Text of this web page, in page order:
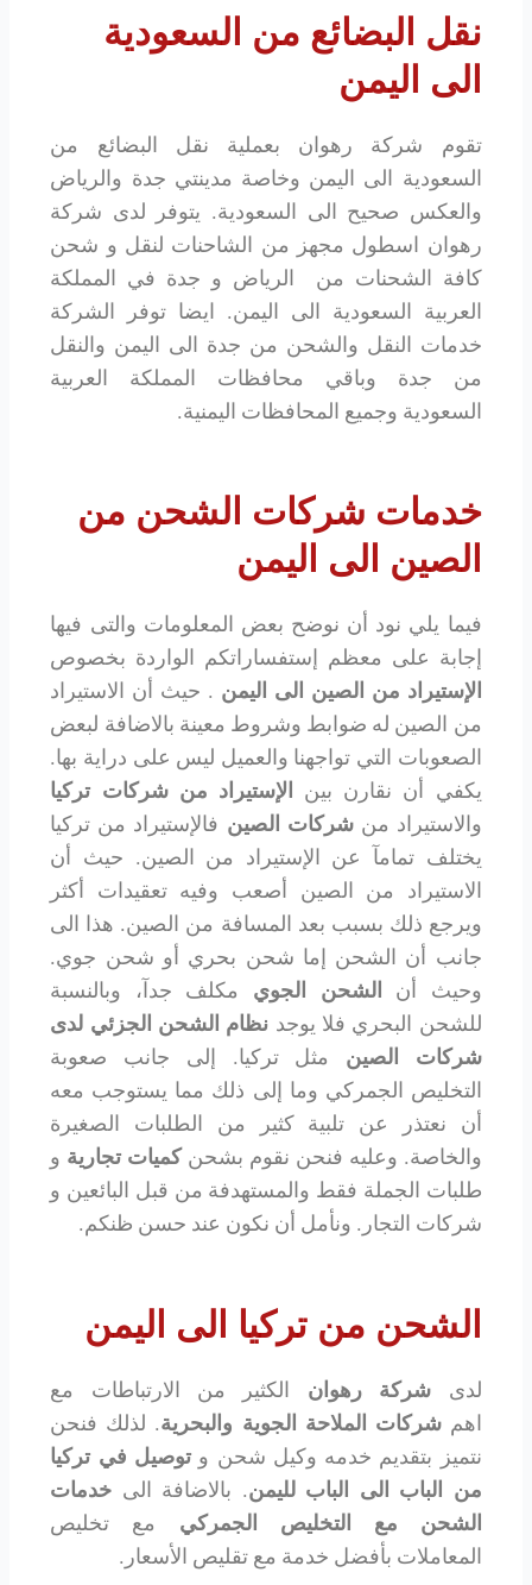
نقل البضائع من السعودية
الى اليمن
تقوم شركة رهوان بعملية نقل البضائع من
السعودية الى اليمن وخاصة مدينتي جدة والرياض
والعكس صحيح الى السعودية. يتوفر لدى شركة
رهوان اسطول مجهز من الشاحنات لنقل و شحن
كافة الشحنات من الرياض و جدة في المملكة
العربية السعودية الى اليمن. ايضا توفر الشركة
خدمات النقل والشحن من جدة الى اليمن والنقل
من جدة وباقي محافظات المملكة العربية
السعودية وجميع المحافظات اليمنية.
خدمات شركات الشحن من
الصين الى اليمن
فيما يلي نود أن نوضح بعض المعلومات والتى فيها
إجابة على معظم إستفساراتكم الواردة بخصوص
الإستيراد من الصين الى اليمن . حيث أن الاستيراد
من الصين له ضوابط وشروط معينة بالاضافة لبعض
الصعوبات التي تواجهنا والعميل ليس على دراية بها.
يكفي أن نقارن بين
الإستيراد من شركات تركيا
والاستيراد منشركات الصين فالإستيراد من تركيا
يختلف تمامآ عن الإستيراد من الصين. حيث أن
الاستيراد من الصين أصعب وفيه تعقيدات أكثر
ويرجع ذلك بسبب بعد المسافة من الصين. هذا الى
جانب أن الشحن إما شحن بحري أو شحن جوي.
وحيث أن
الشحن الجوي مكلف جدآ، وبالنسبة
للشحن البحري فلا يوجد نظام الشحن الجزئي لدى
شركات الصين
مثل تركيا. إلى جانب صعوبة
التخليص الجمركي وما إلى ذلك مما يستوجب معه
أن نعتذر عن تلبية كثير من الطلبات الصغيرة
والخاصة. وعليه فنحن نقوم بشحنكميات تجارية و
طلبات الجملة فقط والمستهدفة من قبل البائعين و
شركات التجار. ونأمل أن نكون عند حسن ظنكم.
الشحن من تركيا الى اليمن
لدى شركة رهوان الكثير من الارتباطات مع
اهمشركات الملاحة الجوية والبحرية. لذلك فنحن
نتميز بتقديم خدمه وكيل شحن وتوصيل في تركيا
من الباب الى الباب لليمن. بالاضافة الى خدمات
الشحن مع التخليص الجمركي مع تخليص
المعاملات بأفضل خدمة مع تقليص الأسعار.